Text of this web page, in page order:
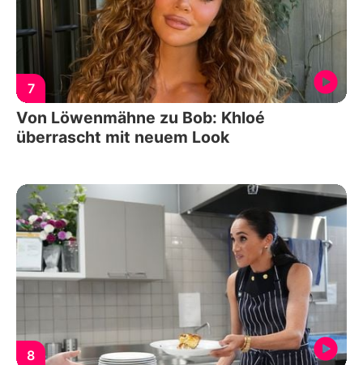
7
Von Löwenmähne zu Bob: Khloé
überrascht mit neuem Look
8